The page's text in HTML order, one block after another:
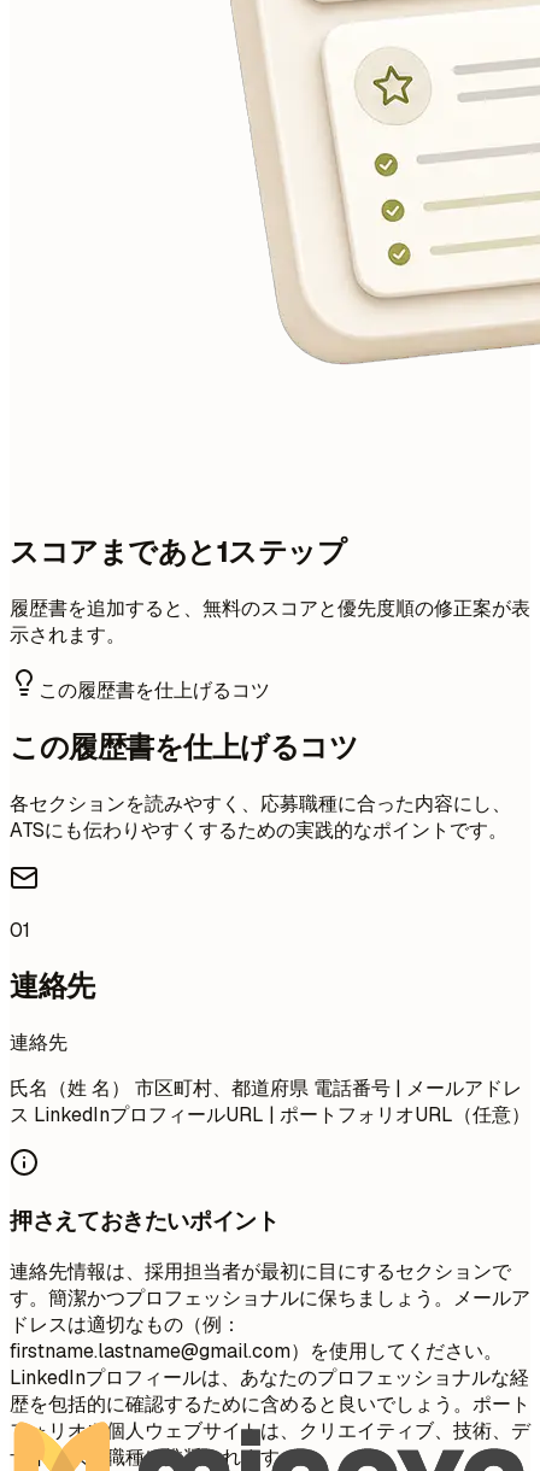
スコアまであと1ステップ
履歴書を追加すると、無料のスコアと優先度順の修正案が表
示されます。
この履歴書を仕上げるコツ
この履歴書を仕上げるコツ
各セクションを読みやすく、応募職種に合った内容にし、
ATSにも伝わりやすくするための実践的なポイントです。
01
連絡先
連絡先
氏名（姓 名） 市区町村、都道府県 電話番号 | メールアドレ
ス LinkedInプロフィールURL | ポートフォリオURL（任意）
押さえておきたいポイント
連絡先情報は、採用担当者が最初に目にするセクションで
す。簡潔かつプロフェッショナルに保ちましょう。メールア
ドレスは適切なもの（例：
firstname.lastname@gmail.com）を使用してください。
LinkedInプロフィールは、あなたのプロフェッショナルな経
歴を包括的に確認するために含めると良いでしょう。ポート
フォリオや個人ウェブサイトは、クリエイティブ、技術、デ
ザイン系の職種に推奨されます。